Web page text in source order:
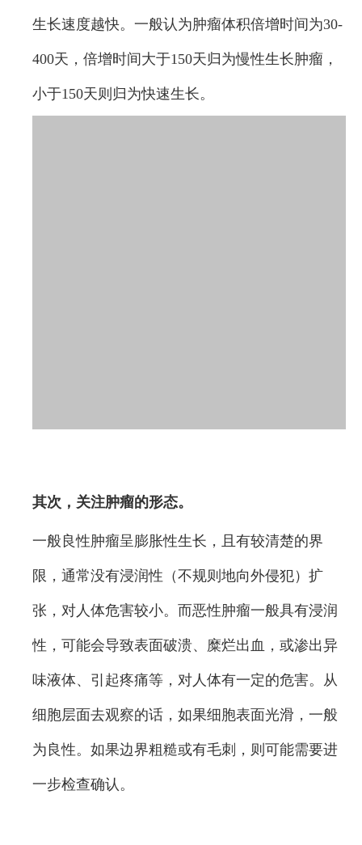
生长速度越快。一般认为肿瘤体积倍增时间为30-
400天，倍增时间大于150天归为慢性生长肿瘤，
小于150天则归为快速生长。
其次，关注肿瘤的形态。
一般良性肿瘤呈膨胀性生长，且有较清楚的界
限，通常没有浸润性（不规则地向外侵犯）扩
张，对人体危害较小。而恶性肿瘤一般具有浸润
性，可能会导致表面破溃、糜烂出血，或渗出异
味液体、引起疼痛等，对人体有一定的危害。从
细胞层面去观察的话，如果细胞表面光滑，一般
为良性。如果边界粗糙或有毛刺，则可能需要进
一步检查确认。